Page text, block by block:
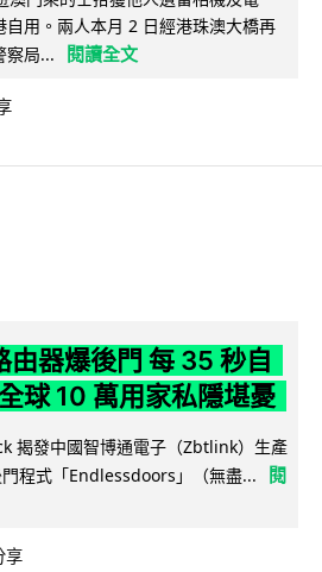
用。兩人本月 2 日經港珠澳大橋再
察局...
閱讀全文
由器爆後門 每 35 秒自
球 10 萬用家私隱堪憂
揭發中國智博通電子（Zbtlink）生產
程式「Endlessdoors」（無盡...
閱
享